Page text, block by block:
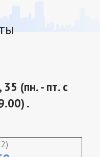
(пн. - пт. с
.